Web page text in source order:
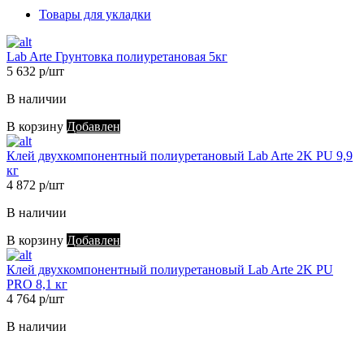
Товары для укладки
Lab Arte Грунтовка полиуретановая 5кг
5 632 р/шт
В наличии
В корзину Добавлен
Клей двухкомпонентный полиуретановый Lab Arte 2K PU 9,9
кг
4 872 р/шт
В наличии
В корзину Добавлен
Клей двухкомпонентный полиуретановый Lab Arte 2K PU
PRO 8,1 кг
4 764 р/шт
В наличии